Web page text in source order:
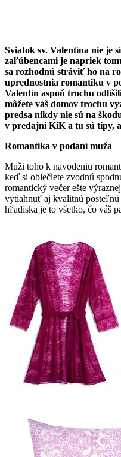
Sviatok sv. Valentína nie je
zaľúbencami je napriek
sa rozhodnú stráviť ho na
uprednostnia romantiku v
Valentín aspoň trochu
môžete váš domov trochu
predsa nikdy nie sú na
v predajni KiK a tu sú tipy,
Romantika v podaní muža
Muži toho k navodeniu
keď si oblečiete zvodnú
romantický večer ešte
vytiahnuť aj kvalitnú posteľnú
hľadiska je to všetko, čo váš